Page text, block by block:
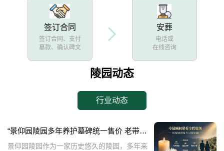
签订合同
签订合同、支付
墓款、确认碑文
安葬
电话或
在线咨询
陵园动态
行业动态
“景仰园陵园多年养护墓碑统一售价 老带新双方共享优惠 详解与福利”
景仰园陵园作为一家历史悠久的陵园，多年来